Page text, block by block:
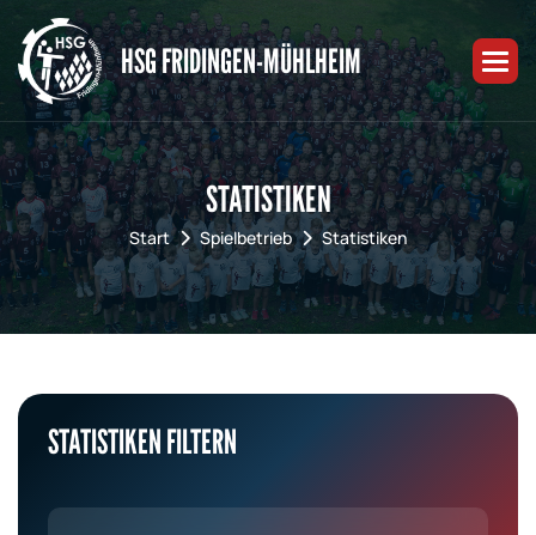
HSG FRIDINGEN-MÜHLHEIM
STATISTIKEN
Start Spielbetrieb Statistiken
STATISTIKEN FILTERN